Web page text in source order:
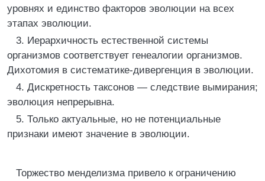
уровнях и единство факторов эволюции на всех
этапах эволюции.
3. Иерархичность естественной системы
организмов соответствует генеалогии организмов.
Дихотомия в систематике-дивергенция в эволюции.
4. Дискретность таксонов — следствие вымирания;
эволюция непрерывна.
5. Только актуальные, но не потенциальные
признаки имеют значение в эволюции.
Торжество менделизма привело к ограничению